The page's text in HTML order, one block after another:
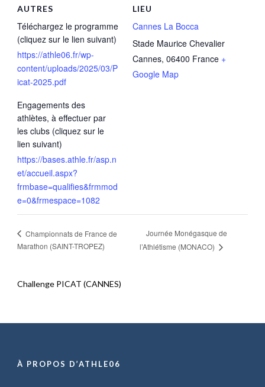
LIEU
Cannes La Bocca
Stade Maurice Chevalier
Cannes, 06400 France +
Google Map
AUTRES
Téléchargez le programme
(cliquez sur le lien suivant)
https://athle06.fr/wp-
content/uploads/2025/03/P
icat-2025.pdf
Engagements des
athlètes, à effectuer par
les clubs (cliquez sur le
lien suivant)
https://bases.athle.fr/asp.n
et/accueil.aspx?
frmbase=qualifies&frmmod
e=0&frmespace=1082
Championnats de France de
Marathon (SAINT-TROPEZ)
Journée Monégasque de
l’Athlétisme (MONACO)
Challenge PICAT (CANNES)
À PROPOS D’ATHLE06